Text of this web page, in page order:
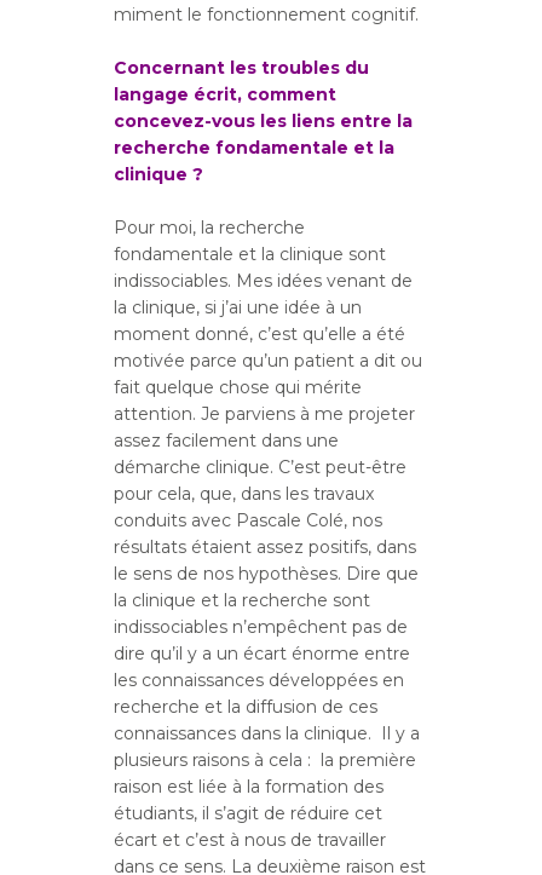
miment le fonctionnement cognitif.
Concernant les troubles du
langage écrit, comment
concevez-vous les liens entre la
recherche fondamentale et la
clinique ?
Pour moi, la recherche
fondamentale et la clinique sont
indissociables. Mes idées venant de
la clinique, si j’ai une idée à un
moment donné, c’est qu’elle a été
motivée parce qu’un patient a dit ou
fait quelque chose qui mérite
attention. Je parviens à me projeter
assez facilement dans une
démarche clinique. C’est peut-être
pour cela, que, dans les travaux
conduits avec Pascale Colé, nos
résultats étaient assez positifs, dans
le sens de nos hypothèses. Dire que
la clinique et la recherche sont
indissociables n’empêchent pas de
dire qu’il y a un écart énorme entre
les connaissances développées en
recherche et la diffusion de ces
connaissances dans la clinique. Il y a
plusieurs raisons à cela : la première
raison est liée à la formation des
étudiants, il s’agit de réduire cet
écart et c’est à nous de travailler
dans ce sens. La deuxième raison est